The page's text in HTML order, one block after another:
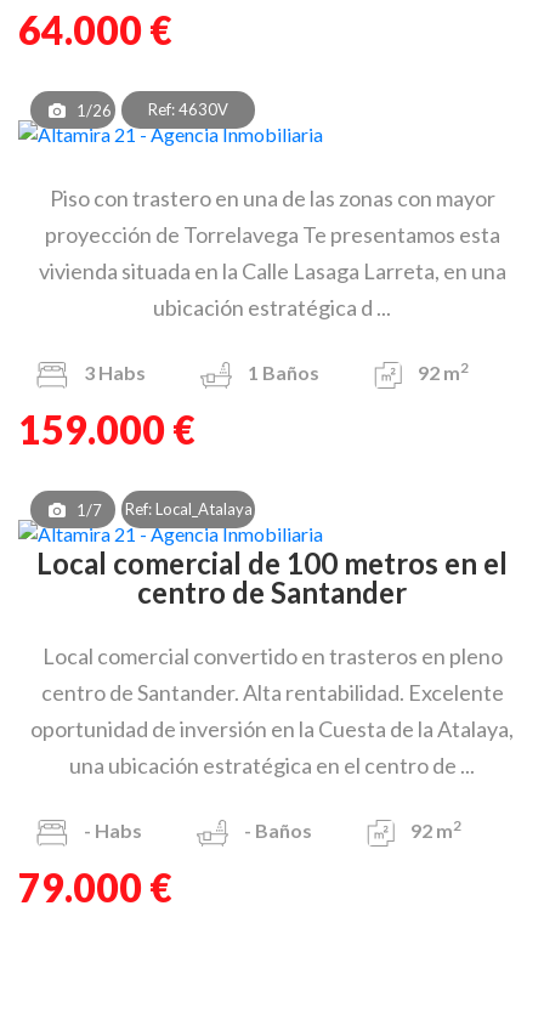
64.000 €
1/26 Ref: 4630V
Piso con trastero en una de las zonas con mayor
proyección de Torrelavega Te presentamos esta
vivienda situada en la Calle Lasaga Larreta, en una
ubicación estratégica d ...
3 Habs 1 Baños 92 m2
159.000 €
1/7 Ref: Local_Atalaya
Local comercial de 100 metros en el
centro de Santander
Local comercial convertido en trasteros en pleno
centro de Santander. Alta rentabilidad. Excelente
oportunidad de inversión en la Cuesta de la Atalaya,
una ubicación estratégica en el centro de ...
- Habs - Baños 92 m2
79.000 €